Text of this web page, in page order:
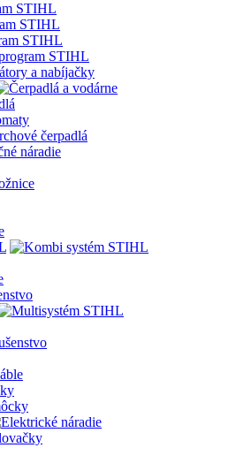
STIHL
STIHL
STIHL
STIHL
a nabíjačky
čerpadlá